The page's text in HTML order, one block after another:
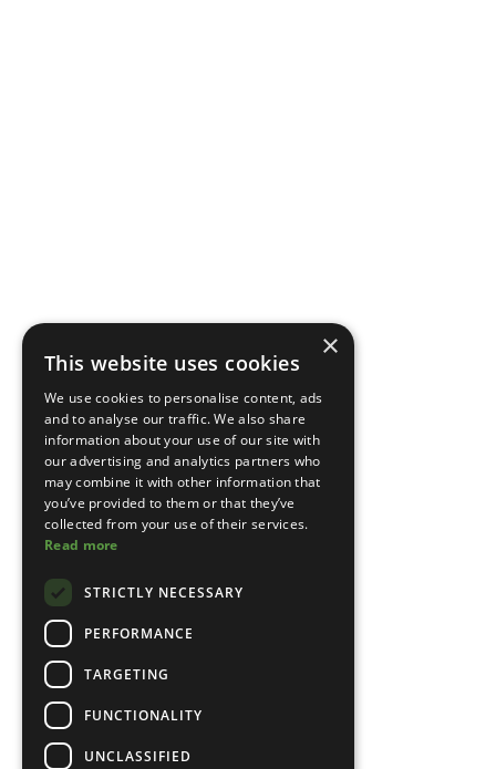
×
This website uses cookies
We use cookies to personalise content, ads
and to analyse our traffic. We also share
information about your use of our site with
our advertising and analytics partners who
may combine it with other information that
you’ve provided to them or that they’ve
collected from your use of their services.
Read more
STRICTLY NECESSARY
PERFORMANCE
TARGETING
FUNCTIONALITY
UNCLASSIFIED